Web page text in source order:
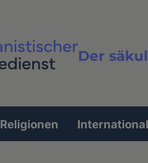
Der
Religionen